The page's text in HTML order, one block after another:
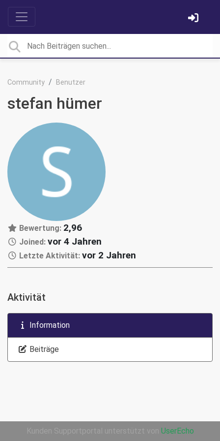
Community Benutzer
stefan hümer
Bewertung: 2,96
Joined: vor 4 Jahren
Letzte Aktivität: vor 2 Jahren
Aktivität
Information
Beiträge
Kunden Supportportal unterstützt von UserEcho